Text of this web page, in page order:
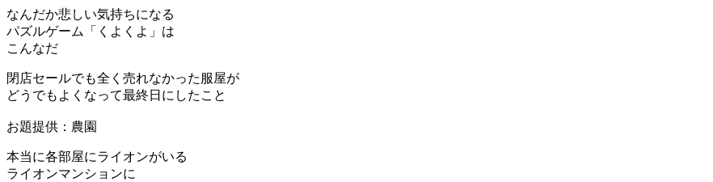
なんだか悲しい気持ちになる
パズルゲーム「くよくよ」は
こんなだ
閉店セールでも全く売れなかった服屋が
どうでもよくなって最終日にしたこと
お題提供：農園
本当に各部屋にライオンがいる
ライオンマンションに